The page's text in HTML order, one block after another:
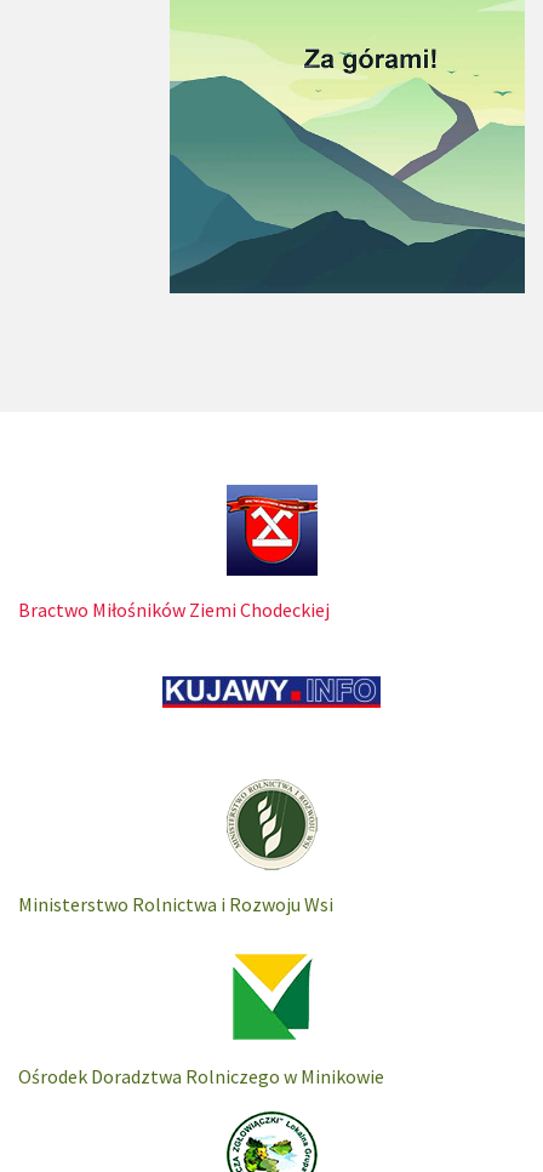
Bractwo Miłośników Ziemi Chodeckiej
Ministerstwo Rolnictwa i Rozwoju Wsi
Ośrodek Doradztwa Rolniczego w Minikowie